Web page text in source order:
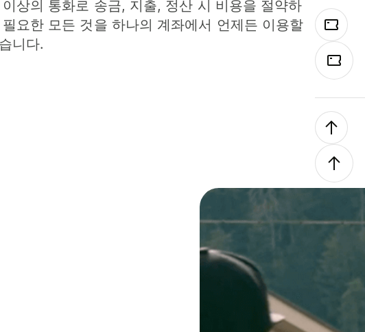
상의 통화로 송금, 지출, 정산 시 비용을 절약하
요한 모든 것을 하나의 계좌에서 언제든 이용할
니다.